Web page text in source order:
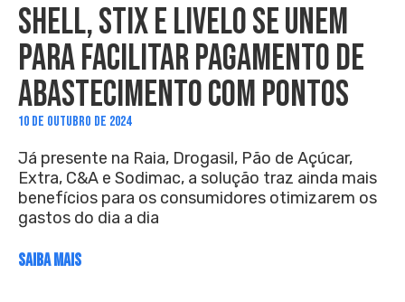
SHELL, STIX E LIVELO SE UNEM
PARA FACILITAR PAGAMENTO DE
ABASTECIMENTO COM PONTOS
10 DE OUTUBRO DE 2024
Já presente na Raia, Drogasil, Pão de Açúcar,
Extra, C&A e Sodimac, a solução traz ainda mais
benefícios para os consumidores otimizarem os
gastos do dia a dia
SAIBA MAIS